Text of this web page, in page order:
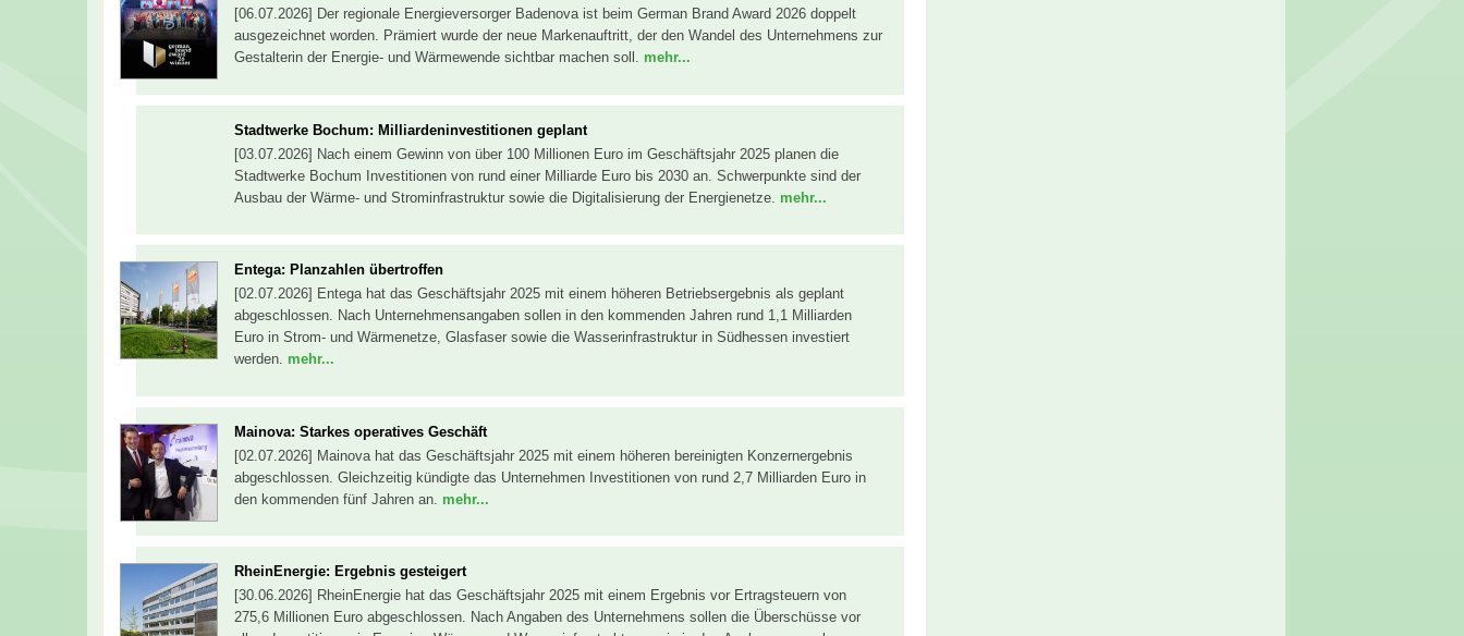
[06.07.2026] Der regionale Energieversorger Badenova ist beim German Brand Award 2026 doppelt
ausgezeichnet worden. Prämiert wurde der neue Markenauftritt, der den Wandel des Unternehmens zur
Gestalterin der Energie- und Wärmewende sichtbar machen soll. mehr...
Stadtwerke Bochum: Milliardeninvestitionen geplant
[03.07.2026] Nach einem Gewinn von über 100 Millionen Euro im Geschäftsjahr 2025 planen die
Stadtwerke Bochum Investitionen von rund einer Milliarde Euro bis 2030 an. Schwerpunkte sind der
Ausbau der Wärme- und Strominfrastruktur sowie die Digitalisierung der Energienetze. mehr...
Entega: Planzahlen übertroffen
[02.07.2026] Entega hat das Geschäftsjahr 2025 mit einem höheren Betriebsergebnis als geplant
abgeschlossen. Nach Unternehmensangaben sollen in den kommenden Jahren rund 1,1 Milliarden
Euro in Strom- und Wärmenetze, Glasfaser sowie die Wasserinfrastruktur in Südhessen investiert
werden. mehr...
Mainova: Starkes operatives Geschäft
[02.07.2026] Mainova hat das Geschäftsjahr 2025 mit einem höheren bereinigten Konzernergebnis
abgeschlossen. Gleichzeitig kündigte das Unternehmen Investitionen von rund 2,7 Milliarden Euro in
den kommenden fünf Jahren an. mehr...
RheinEnergie: Ergebnis gesteigert
[30.06.2026] RheinEnergie hat das Geschäftsjahr 2025 mit einem Ergebnis vor Ertragsteuern von
275,6 Millionen Euro abgeschlossen. Nach Angaben des Unternehmens sollen die Überschüsse vor